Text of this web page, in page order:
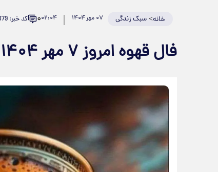
خانه>سبک زندگی ۰۷ مهر ۱۴۰۴ ۰۲:۰۴۰ کد خبر: 943079
فال قهوه امروز ۷ مهر ۱۴۰۴